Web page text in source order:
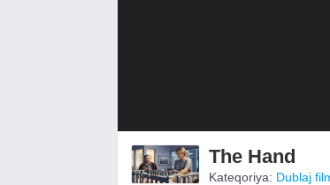
The Hand
Kateqoriya: Dublaj